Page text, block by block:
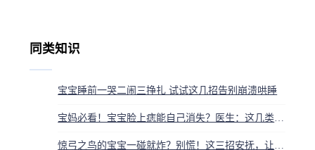
同类知识
宝宝睡前一哭二闹三挣扎 试试这几招告别崩溃哄睡